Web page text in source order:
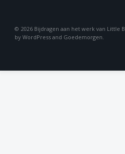
2026 Bijdragen aan het werk van Little
by WordPress and Goedemorgen.